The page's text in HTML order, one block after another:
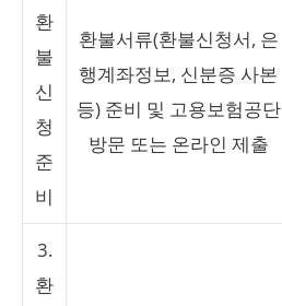
환
불
신
청
준
비
환불서류(환불신청서, 은
행계좌정보, 신분증 사본
등) 준비 및 고용보험공단
방문 또는 온라인 제출
3.
환